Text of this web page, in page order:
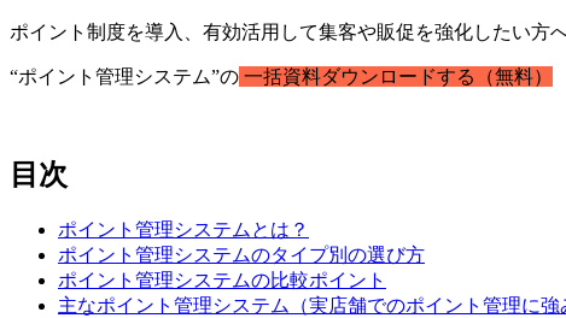
ポイント制度を導入、有効活用して集客や販促を強化したい方
“ポイント管理システム”の 一括資料ダウンロードする（無料）
目次
ポイント管理システムとは？
ポイント管理システムのタイプ別の選び方
ポイント管理システムの比較ポイント
主なポイント管理システム（実店舗でのポイント管理に強